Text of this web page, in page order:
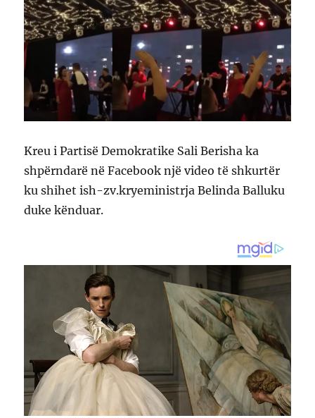
Kreu i Partisë Demokratike Sali Berisha ka
shpërndarë në Facebook një video të shkurtër
ku shihet ish-zv.kryeministrja Belinda Balluku
duke kënduar.